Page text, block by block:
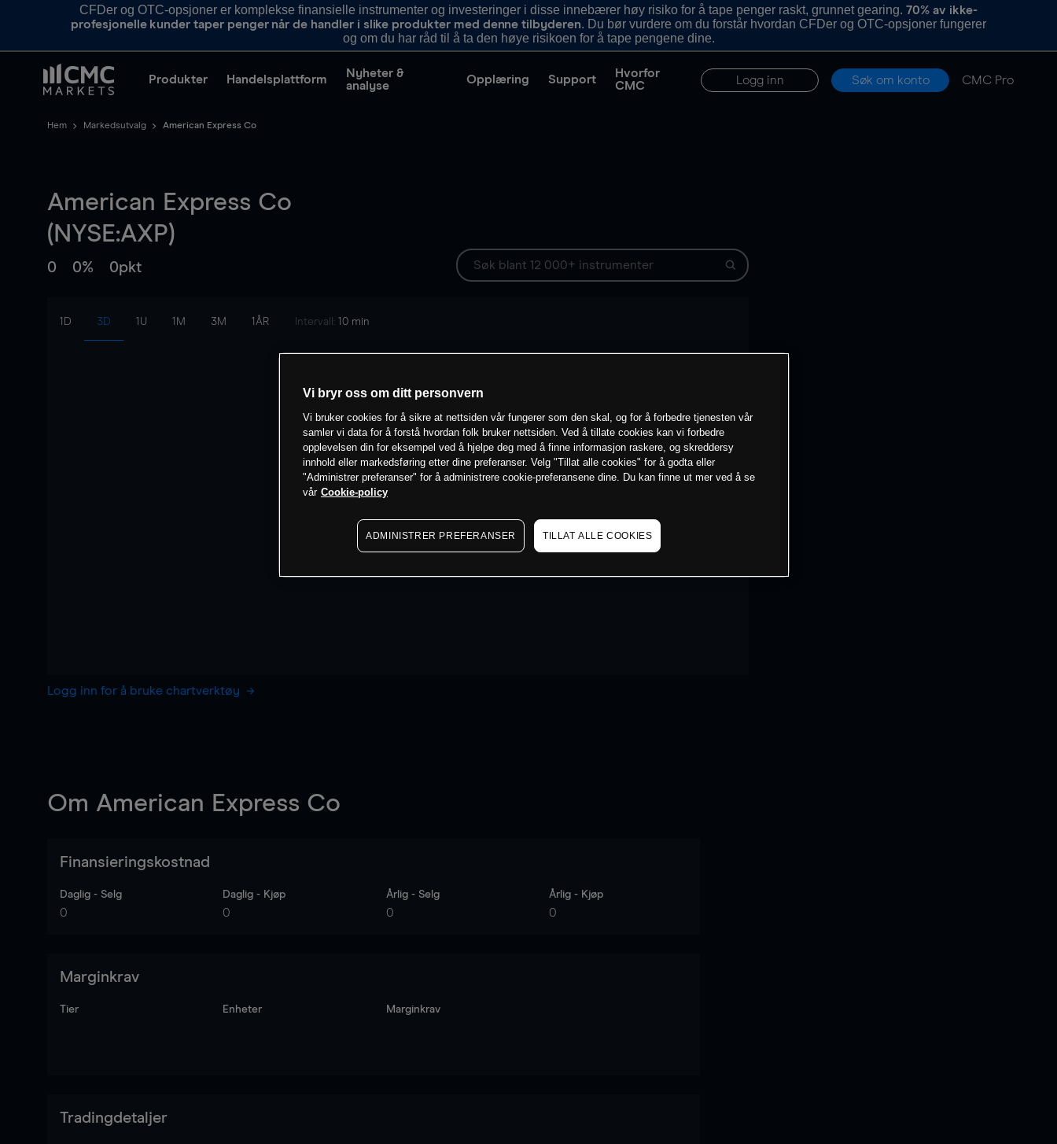
CFDer og OTC-opsjoner er komplekse finansielle instrumenter og investeringer i disse innebærer høy risiko for å tape penger raskt, grunnet gearing.70% av ikke-
profesjonelle kunder taper penger når de handler i slike produkter med denne tilbyderen. Du bør vurdere om du forstår hvordan CFDer og OTC-opsjoner fungerer
og om du har råd til å ta den høye risikoen for å tape pengene dine.
Produkter Handelsplattform
Nyheter &
analyse
Opplæring Support
Hvorfor
CMC
Logg inn Søk om konto CMC Pro
Hem Markedsutvalg American Express Co
American Express Co
(NYSE:AXP)
0 0% 0pkt
1D 3D 1U 1M 3M 1ÅR Intervall: 10 min
Logg inn for å bruke chartverktøy
Om American Express Co
Finansieringskostnad
Daglig - Selg
0
Daglig - Kjøp
0
Årlig - Selg
0
Årlig - Kjøp
0
Marginkrav
Tier Enheter Marginkrav
Tradingdetaljer
Vi bryr oss om ditt personvern
Vi bruker cookies for å sikre at nettsiden vår fungerer som den skal, og for å forbedre tjenesten vår
samler vi data for å forstå hvordan folk bruker nettsiden. Ved å tillate cookies kan vi forbedre
opplevelsen din for eksempel ved å hjelpe deg med å finne informasjon raskere, og skreddersy
innhold eller markedsføring etter dine preferanser. Velg "Tillat alle cookies" for å godta eller
"Administrer preferanser" for å administrere cookie-preferansene dine. Du kan finne ut mer ved å se
vår Cookie-policy
ADMINISTRER PREFERANSER TILLAT ALLE COOKIES